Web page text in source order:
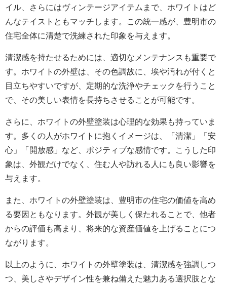
イル、さらにはヴィンテージアイテムまで、ホワイトはど
んなテイストともマッチします。この統一感が、豊明市の
住宅全体に清楚で洗練された印象を与えます。
清潔感を持たせるためには、適切なメンテナンスも重要で
す。ホワイトの外壁は、その色調故に、埃や汚れが付くと
目立ちやすいですが、定期的な洗浄やチェックを行うこと
で、その美しい表情を長持ちさせることが可能です。
さらに、ホワイトの外壁塗装は心理的な効果も持っていま
す。多くの人がホワイトに抱くイメージは、「清潔」「安
心」「開放感」など、ポジティブな感情です。こうした印
象は、外観だけでなく、住む人や訪れる人にも良い影響を
与えます。
また、ホワイトの外壁塗装は、豊明市の住宅の価値を高め
る要因ともなります。外観が美しく保たれることで、他者
からの評価も高まり、将来的な資産価値を上げることにつ
ながります。
以上のように、ホワイトの外壁塗装は、清潔感を強調しつ
つ、美しさやデザイン性を兼ね備えた魅力ある選択肢とな